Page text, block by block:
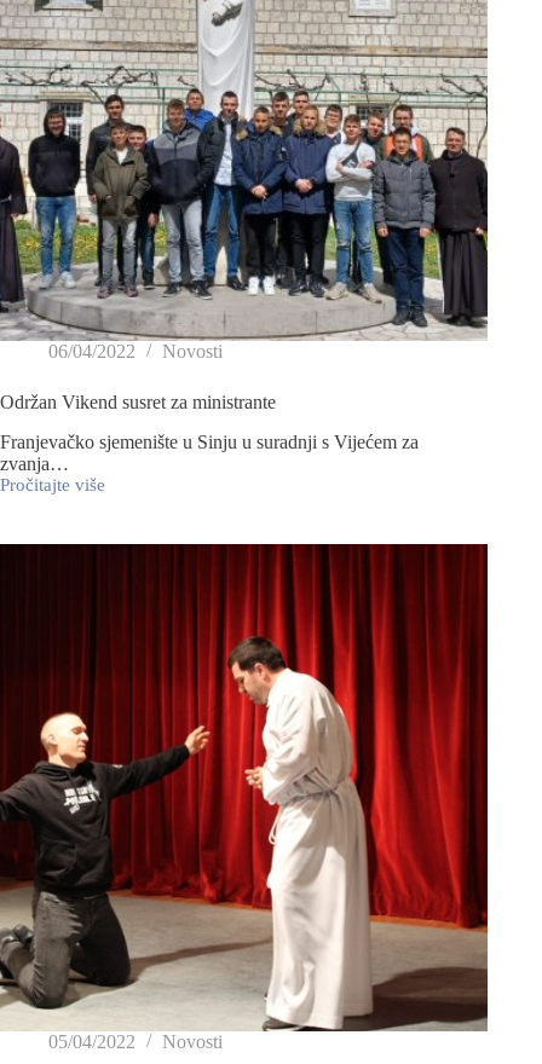
06/04/2022 Novosti
Održan Vikend susret za ministrante
Franjevačko sjemenište u Sinju u suradnji s Vijećem za
zvanja…
Pročitajte više
05/04/2022 Novosti